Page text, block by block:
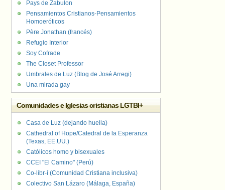
Pays de Zabulon
Pensamientos Cristianos-Pensamientos
Homoeróticos
Père Jonathan (francés)
Refugio Interior
Soy Cofrade
The Closet Professor
Umbrales de Luz (Blog de José Arregi)
Una mirada gay
Comunidades e Iglesias cristianas LGTBI+
Casa de Luz (dejando huella)
Cathedral of Hope/Catedral de la Esperanza
(Texas, EE.UU.)
Católicos homo y bisexuales
CCEI "El Camino" (Perú)
Co-libr-í (Comunidad Cristiana inclusiva)
Colectivo San Lázaro (Málaga, España)